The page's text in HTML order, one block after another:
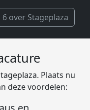
Service Center bij
Plaats nu